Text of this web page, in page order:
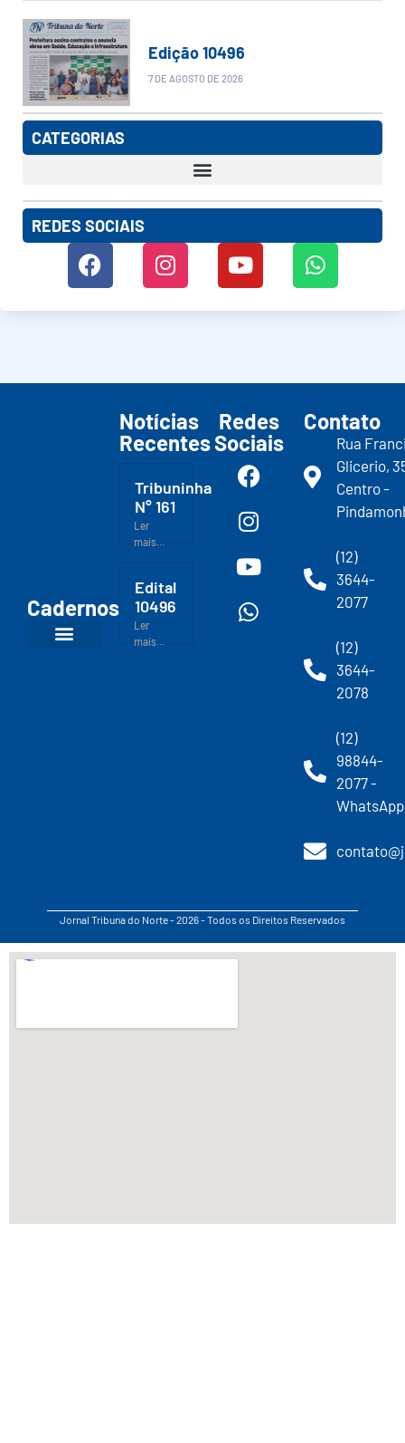
Edição 10496
7 DE AGOSTO DE 2026
CATEGORIAS
REDES SOCIAIS
Cadernos
Notícias
Recentes
Tribuninha
N° 161
Ler
mais...
Edital
10496
Ler
mais...
Redes
Sociais
Contato
Rua
Glicerio,
Centro -
(12)
3644-
2077
(12)
3644-
2078
(12)
98844-
2077 -
WhatsApp
Jornal Tribuna do Norte - 2026 - Todos os Direitos Reservados